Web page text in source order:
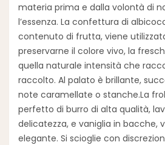
materia prima e dalla volontà di
l’essenza. La confettura di
contenuto di frutta, viene
preservarne il colore vivo, la
quella naturale intensità che
raccolto. Al palato è brillante,
note caramellate o stanche.La
perfetto di burro di alta qualità,
delicatezza, e vaniglia in bacche,
elegante. Si scioglie con